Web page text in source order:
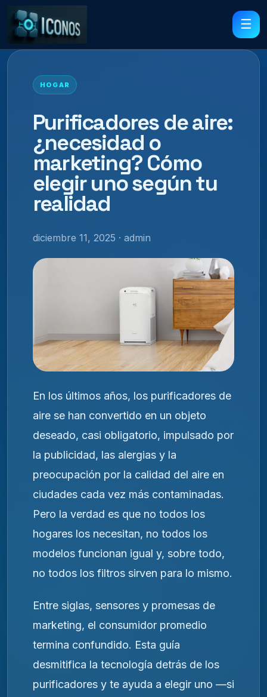
☰
HOGAR
Purificadores de aire:
¿necesidad o
marketing? Cómo
elegir uno según tu
realidad
diciembre 11, 2025 · admin
En los últimos años, los purificadores de
aire se han convertido en un objeto
deseado, casi obligatorio, impulsado por
la publicidad, las alergias y la
preocupación por la calidad del aire en
ciudades cada vez más contaminadas.
Pero la verdad es que no todos los
hogares los necesitan, no todos los
modelos funcionan igual y, sobre todo,
no todos los filtros sirven para lo mismo.
Entre siglas, sensores y promesas de
marketing, el consumidor promedio
termina confundido. Esta guía
desmitifica la tecnología detrás de los
purificadores y te ayuda a elegir uno —si